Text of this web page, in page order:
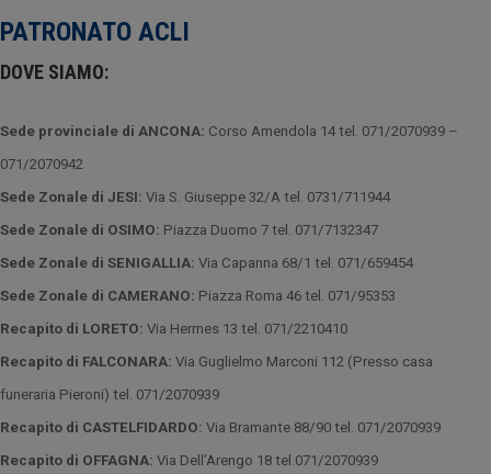
PATRONATO ACLI
DOVE SIAMO:
Sede provinciale di ANCONA: Corso Amendola 14 tel. 071/2070939 –
071/2070942
Sede Zonale di JESI: Via S. Giuseppe 32/A tel. 0731/711944
Sede Zonale di OSIMO: Piazza Duomo 7 tel. 071/7132347
Sede Zonale di SENIGALLIA: Via Capanna 68/1 tel. 071/659454
Sede Zonale di CAMERANO: Piazza Roma 46 tel. 071/95353
Recapito di LORETO: Via Hermes 13 tel. 071/2210410
Recapito di FALCONARA: Via Guglielmo Marconi 112 (Presso casa
funeraria Pieroni) tel. 071/2070939
Recapito di CASTELFIDARDO: Via Bramante 88/90 tel. 071/2070939
Recapito di OFFAGNA: Via Dell’Arengo 18 tel.071/2070939